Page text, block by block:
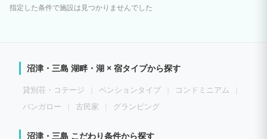
指定した条件で施設は見つかりませんでした
沼津・三島 湖畔・湖 × 宿タイプから探す
貸別荘・コテージ ペンションタイプ
コンドミニアム
バンガロー
古民家 グランピング
沼津・三島 こだわり条件から探す